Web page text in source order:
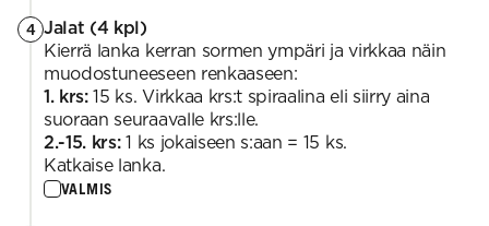
4 Jalat (4 kpl)
Kierrä lanka kerran sormen ympäri ja virkkaa näin
muodostuneeseen renkaaseen:
1. krs:15 ks. Virkkaa krs:t spiraalina eli siirry aina
suoraan seuraavalle krs:lle.
2.-15. krs:1 ks jokaiseen s:aan = 15 ks.
Katkaise lanka.
VALMIS